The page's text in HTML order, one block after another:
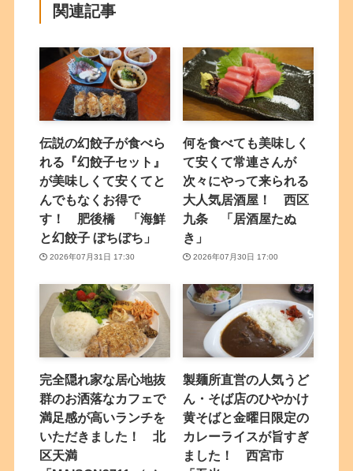
関連記事
伝説の幻餃子が食べら
れる『幻餃子セット』
が美味しくて安くてと
んでもなくお得で
す！ 肥後橋 「海鮮
と幻餃子 ぼちぼち」
2026年07月31日 17:30
何を食べても美味しく
て安くて常連さんが
次々にやって来られる
大人気居酒屋！ 西区
九条 「居酒屋たぬ
き」
2026年07月30日 17:00
完全隠れ家な居心地抜
群のお洒落なカフェで
満足感が高いランチを
いただきました！ 北
区天満
製麺所直営の人気うど
ん・そば店のひやかけ
黄そばと金曜日限定の
カレーライスが旨すぎ
ました！ 西宮市